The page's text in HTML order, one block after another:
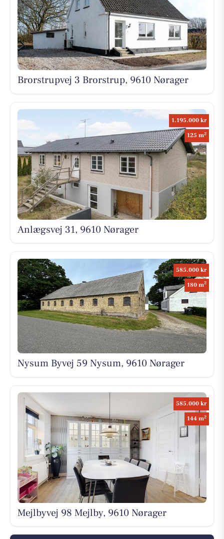
Brorstrupvej 3 Brorstrup, 9610 Nørager
1.195.000 kr
125 m2
Anlægsvej 31, 9610 Nørager
585.000 kr
180 m2
Nysum Byvej 59 Nysum, 9610 Nørager
585.000 kr
144 m2
Mejlbyvej 98 Mejlby, 9610 Nørager